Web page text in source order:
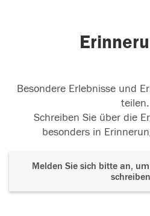
Besondere Erlebnisse und
teilen.
Schreiben Sie über die
besonders in
Melden Sie sich bitte an,
schreiben